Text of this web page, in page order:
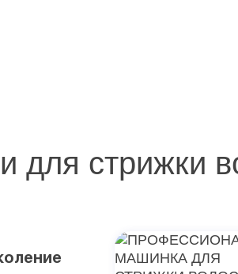
для стрижки